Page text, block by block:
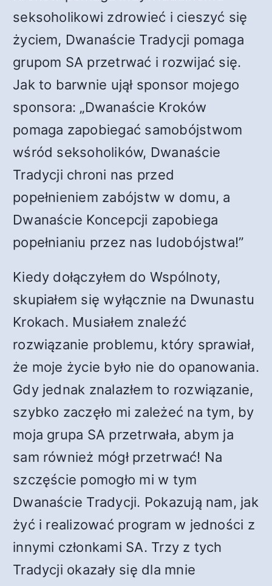
seksoholikowi zdrowieć i cieszyć się
życiem, Dwanaście Tradycji pomaga
grupom SA przetrwać i rozwijać się.
Jak to barwnie ujął sponsor mojego
sponsora: „Dwanaście Kroków
pomaga zapobiegać samobójstwom
wśród seksoholików, Dwanaście
Tradycji chroni nas przed
popełnieniem zabójstw w domu, a
Dwanaście Koncepcji zapobiega
popełnianiu przez nas ludobójstwa!”
Kiedy dołączyłem do Wspólnoty,
skupiałem się wyłącznie na Dwunastu
Krokach. Musiałem znaleźć
rozwiązanie problemu, który sprawiał,
że moje życie było nie do opanowania.
Gdy jednak znalazłem to rozwiązanie,
szybko zaczęło mi zależeć na tym, by
moja grupa SA przetrwała, abym ja
sam również mógł przetrwać! Na
szczęście pomogło mi w tym
Dwanaście Tradycji. Pokazują nam, jak
żyć i realizować program w jedności z
innymi członkami SA. Trzy z tych
Tradycji okazały się dla mnie